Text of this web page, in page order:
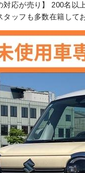
対応が売り】 200名
タッフも多数在籍して